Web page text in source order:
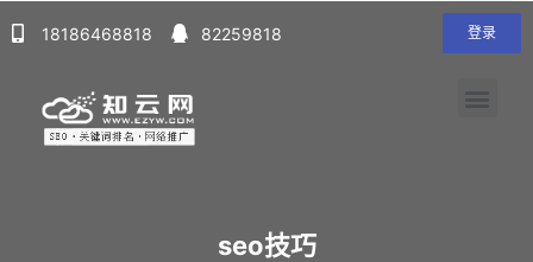
18186468818 82259818 登录
seo技巧